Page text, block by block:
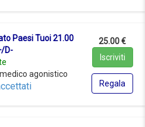
Paesi Tuoi 21.00
D-
agonistico
25.00 €
Iscriviti
Regala